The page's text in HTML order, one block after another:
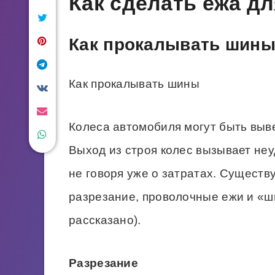
Как прокалывать шины
Как прокалывать шины
Колеса автомобиля могут быть
Выход из строя колес вызывает
не говоря уже о затратах.
разрезание, проволочные ежи и
рассказано).
Разрезание